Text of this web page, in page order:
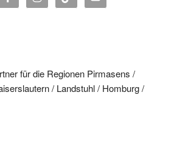
für die Regionen Pirmasens /
/ Landstuhl / Homburg /